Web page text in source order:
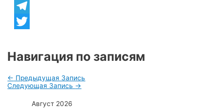
Viber
Telegram
Навигация по записям
← Предыдущая Запись
Следующая Запись →
Август 2026